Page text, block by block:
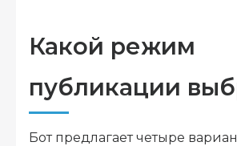
Какой режим
публикации
Бот предлагает четыре